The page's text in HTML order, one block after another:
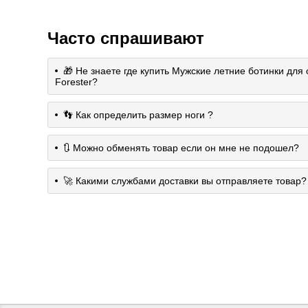
Часто спрашивают
🎁 Не знаете где купить Мужские летние ботинки
Forester?
👣 Как определить размер ноги ?
🔃 Можно обменять товар если он мне не подошел?
🚀 Какими службами доставки вы отправляете товар?